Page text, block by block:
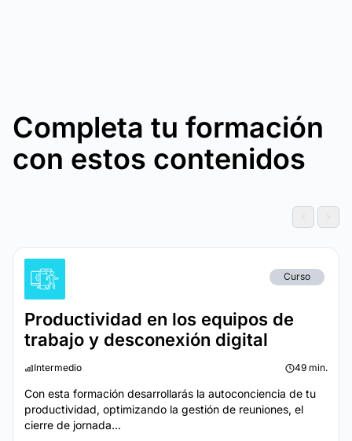
Completa tu formación
con estos contenidos
Curso
Productividad en los equipos de
trabajo y desconexión digital
Intermedio 49 min.
Con esta formación desarrollarás la autoconciencia de tu
productividad, optimizando la gestión de reuniones, el
cierre de jornada...